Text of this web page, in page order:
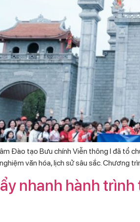
Đào tạo Bưu chính Viễn thông I đã tổ
văn hóa, lịch sử sâu sắc. Chương
nhanh hành trình